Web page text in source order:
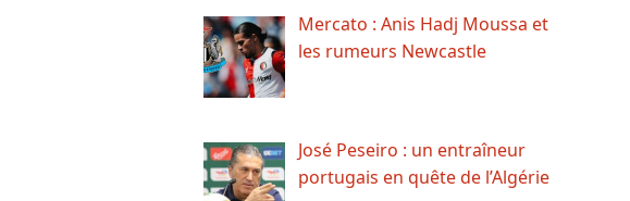
Mercato : Anis Hadj Moussa et
les rumeurs Newcastle
José Peseiro : un entraîneur
portugais en quête de l’Algérie